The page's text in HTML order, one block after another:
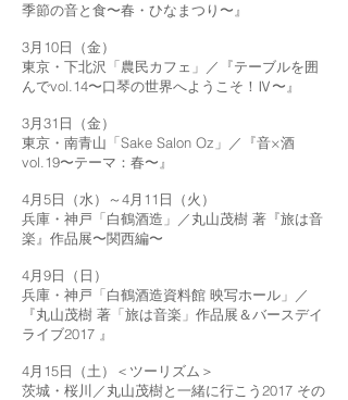
季節の音と食〜春・ひなまつり〜』
3月10日（金）
東京・下北沢「農民カフェ」／『テーブルを囲
んでvol.14〜口琴の世界へようこそ！Ⅳ〜』
3月31日（金）
東京・南青山「Sake Salon Oz」／『音×酒
vol.19〜テーマ：春〜』
4月5日（水）～4月11日（火）
兵庫・神戸「白鶴酒造」／丸山茂樹 著『旅は音
楽』作品展〜関西編〜
4月9日（日）
兵庫・神戸「白鶴酒造資料館 映写ホール」／
『丸山茂樹 著「旅は音楽」作品展＆バースデイ
ライブ2017 』
4月15日（土）＜ツーリズム＞
茨城・桜川／丸山茂樹と一緒に行こう2017 その